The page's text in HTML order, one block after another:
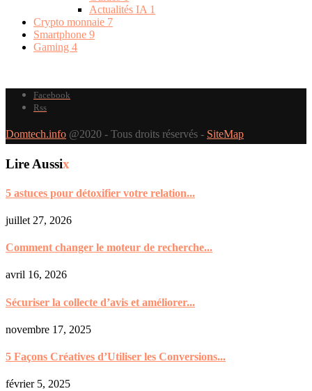
Actualités IA 1
Crypto monnaie 7
Smartphone 9
Gaming 4
Facebook
Rss
Domtech.info @2020 - Tous droits réservés - SiteMap
Lire Aussix
5 astuces pour détoxifier votre relation...
juillet 27, 2026
Comment changer le moteur de recherche...
avril 16, 2026
Sécuriser la collecte d’avis et améliorer...
novembre 17, 2025
5 Façons Créatives d’Utiliser les Conversions...
février 5, 2025